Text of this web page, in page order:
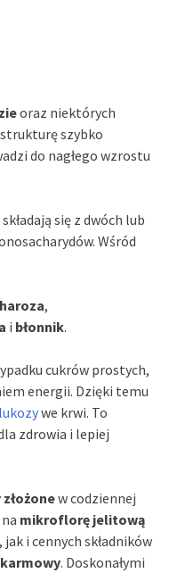
oraz niektórych
szybko
do nagłego wzrostu
się z dwóch lub
Wśród
,
i błonnik.
cukrów prostych,
energii. Dzięki temu
we krwi. To
zdrowia i lepiej
w codziennej
mikroflorę jelitową
i cennych składników
. Doskonałymi